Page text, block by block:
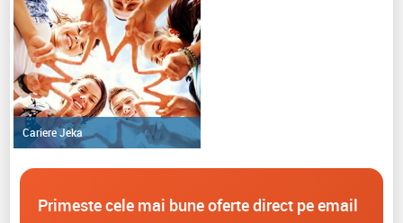
Cariere Jeka
Primeste cele mai bune oferte direct pe email